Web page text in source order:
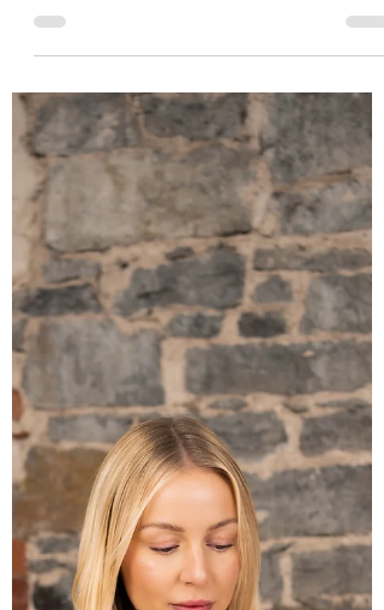
en pose de cils (et comment les
éviter)
Découvre les 5 erreurs les plus fréquentes
qui font fuir les clientes en pose de cils et
apprends comment les éviter pour
améliorer ta rétention et fidéliser ta
clientèle.